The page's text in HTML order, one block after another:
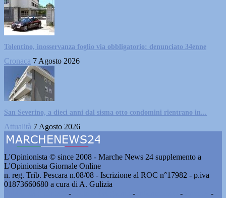
Tolentino, inosservanza foglio via obbligatorio: denunciato 34enne
Cronaca 7 Agosto 2026
San Severino, a dieci anni dal sisma otto condomini rientrano in...
Attualità 7 Agosto 2026
L'Opinionista © since 2008 - Marche News 24 supplemento a
L'Opinionista Giornale Online
n. reg. Trib. Pescara n.08/08 - Iscrizione al ROC n°17982 - p.iva
01873660680 a cura di A. Gulizia
- - -
-